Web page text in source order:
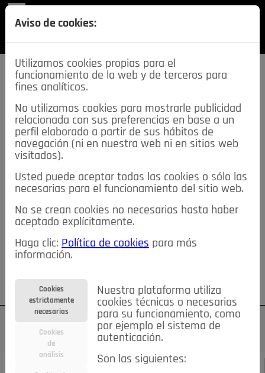
SECCIONES
descarga esta
REVISTA
≡NOTICIAS
NOTICIAS SERVICIOS DE INTERÉS
TABLÓN DE ANUNCIOS MIS ANUNCIOS CONTACTO
NOSOTROS
Su cuenta Regístrese ¿Olvidó su contraseña?
JULIO 2017 / FOOD&DRINK
Aviso de cookies:
Utilizamos cookies propias para el
funcionamiento de la web y de terceros para
fines analíticos.
No utilizamos cookies para mostrarle publicidad
relacionada con sus preferencias en base a un
perfil elaborado a partir de sus hábitos de
navegación (ni en nuestra web ni en sitios web
visitados).
Usted puede aceptar todas las cookies o sólo las
necesarias para el funcionamiento del sitio web.
No se crean cookies no necesarias hasta haber
aceptado explícitamente.
Haga clic: Política de cookies para más
información.
Cookies
estrictamente
necesarias
Cookies
de
análisis
Nuestra plataforma utiliza
cookies técnicas o necesarias
para su funcionamiento, como
por ejemplo el sistema de
autenticación.
Son las siguientes: